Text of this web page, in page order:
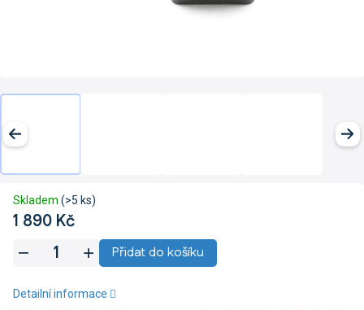
1 890 Kč
Skladem (>5 ks)
Přidat do košíku
Detailní informace